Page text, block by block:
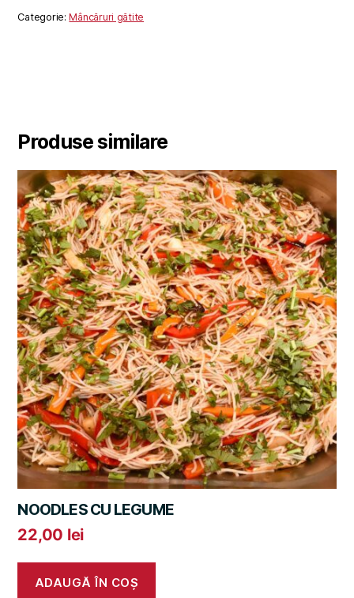
Categorie:Mâncăruri gătite
Produse similare
NOODLES CU LEGUME
22,00 lei
ADAUGĂ ÎN COȘ